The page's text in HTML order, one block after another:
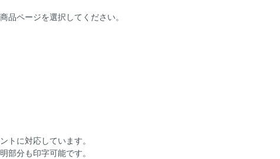
品ページを選択してください。
トに対応しています。
部分も印字可能です。